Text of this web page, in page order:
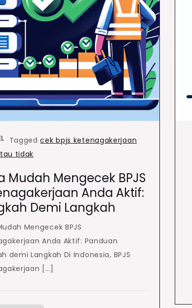
Taggedcek bpjs ketenagakerjaan
tidak
Mudah Mengecek BPJS
Anda Aktif:
Demi Langkah
Mengecek BPJS
Anda Aktif: Panduan
demi Langkah Di Indonesia, BPJS
[…]